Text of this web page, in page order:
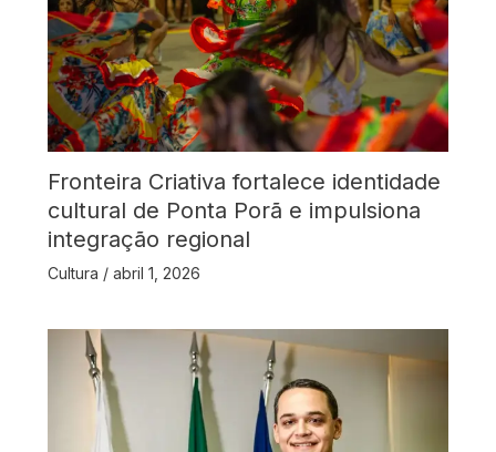
Fronteira Criativa fortalece identidade
cultural de Ponta Porã e impulsiona
integração regional
Cultura / abril 1, 2026